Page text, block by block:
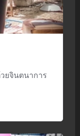
ยจินตนาการ